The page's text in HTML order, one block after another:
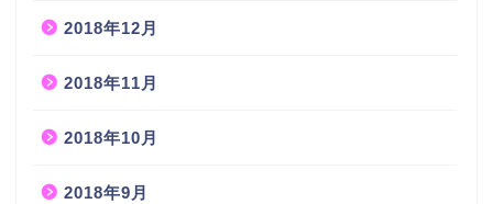
2018年12月
2018年11月
2018年10月
2018年9月